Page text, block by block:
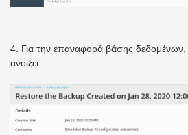
4. Για την επαναφορά βάσης
ανοίξει: